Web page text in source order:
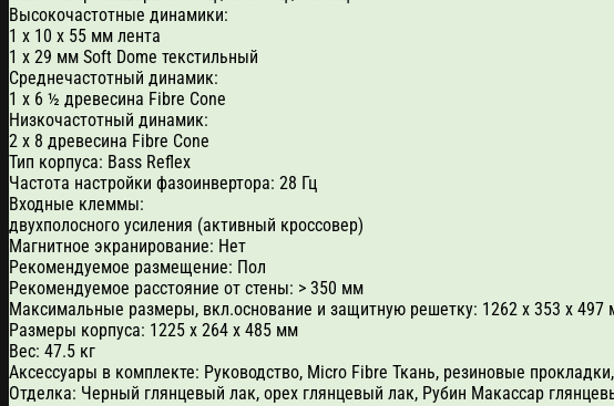
Высокочастотные динамики:
1 х 10 х 55 мм лента
1 х 29 мм Soft Dome текстильный
Среднечастотный динамик:
1 х 6 ½ древесина Fibre Cone
Низкочастотный динамик:
2 х 8 древесина Fibre Cone
Тип корпуса: Bass Reflex
Частота настройки фазоинвертора: 28 Гц
Входные клеммы:
двухполосного усиления (активный кроссовер)
Магнитное экранирование: Нет
Рекомендуемое размещение: Пол
Рекомендуемое расстояние от стены: > 350 мм
Максимальные размеры, вкл.основание и защитную решетку: 1262 x 353 х 497
Размеры корпуса: 1225 x 264 х 485 мм
Вес: 47.5 кг
Аксессуары в комплекте: Руководство, Micro Fibre Ткань, резиновые
Отделка: Черный глянцевый лак, орех глянцевый лак, Рубин Макассар